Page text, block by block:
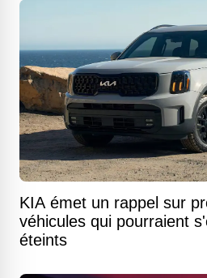
KIA émet un rappel sur
véhicules qui pourraient
éteints